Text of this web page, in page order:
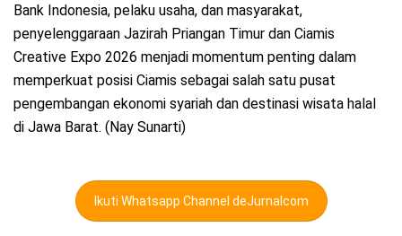
Bank Indonesia, pelaku usaha, dan masyarakat,
penyelenggaraan Jazirah Priangan Timur dan Ciamis
Creative Expo 2026 menjadi momentum penting dalam
memperkuat posisi Ciamis sebagai salah satu pusat
pengembangan ekonomi syariah dan destinasi wisata halal
di Jawa Barat. (Nay Sunarti)
Ikuti Whatsapp Channel deJurnalcom